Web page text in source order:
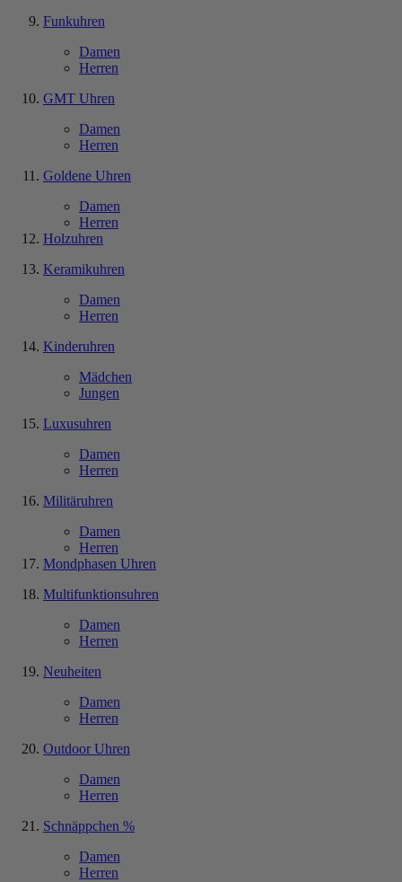
Funkuhren
Damen
Herren
GMT Uhren
Damen
Herren
Goldene Uhren
Damen
Herren
Holzuhren
Keramikuhren
Damen
Herren
Kinderuhren
Mädchen
Jungen
Luxusuhren
Damen
Herren
Militäruhren
Damen
Herren
Mondphasen Uhren
Multifunktionsuhren
Damen
Herren
Neuheiten
Damen
Herren
Outdoor Uhren
Damen
Herren
Schnäppchen %
Damen
Herren